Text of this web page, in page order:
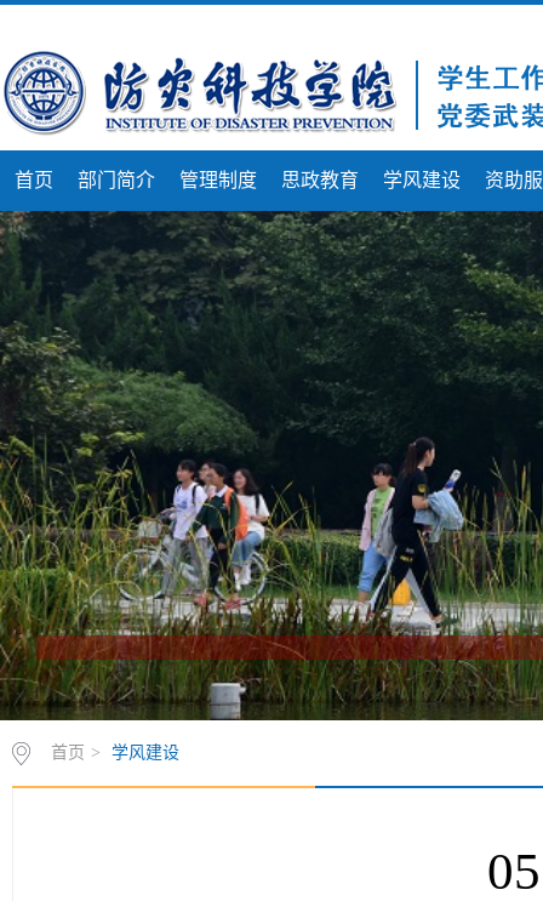
首页 部门简介 管理制度 思政教育 学风建设 资助
首页 > 学风建设